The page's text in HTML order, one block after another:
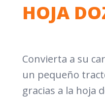
HOJA
Convierta a su
un pequeño
gracias a la hoja